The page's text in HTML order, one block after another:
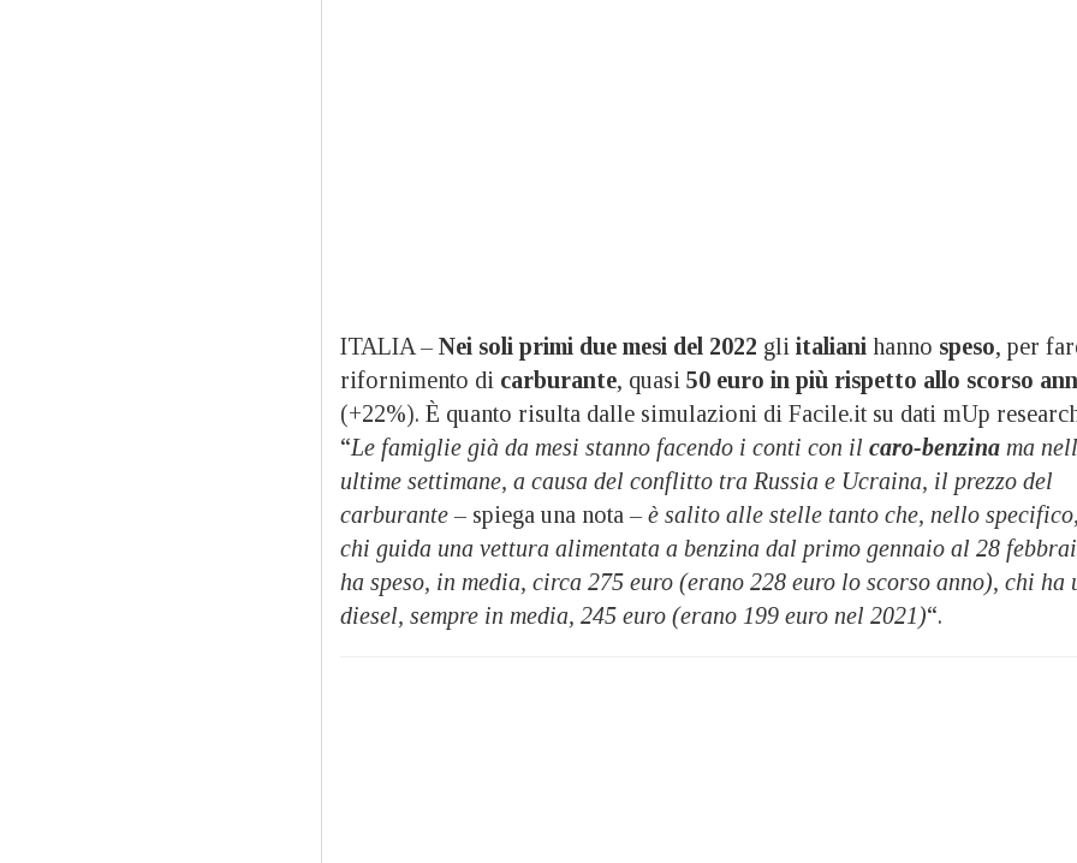
ITALIA – Nei soli primi due mesi del 2022 gli italiani hanno speso, per
rifornimento di carburante, quasi 50 euro in più rispetto allo scorso
(+22%). È quanto risulta dalle simulazioni di Facile.it su dati mUp
“Le famiglie già da mesi stanno facendo i conti con il caro-benzina ma
ultime settimane, a causa del conflitto tra Russia e Ucraina, il prezzo del
carburante – spiega una nota – è salito alle stelle tanto che, nello specifico,
chi guida una vettura alimentata a benzina dal primo gennaio al 28
ha speso, in media, circa 275 euro (erano 228 euro lo scorso anno), chi ha
diesel, sempre in media, 245 euro (erano 199 euro nel 2021)“.